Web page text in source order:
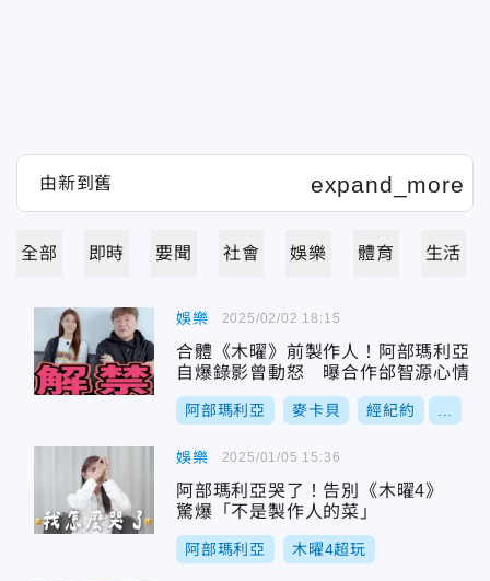
全部 即時 要聞 社會 娛樂 體育 生活
娛樂
合體《木曜》前製作人！阿部瑪利亞
自爆錄影曾動怒 曝合作邰智源心情
阿部瑪利亞 麥卡貝 經紀約
2025/02/02 18:15
娛樂
阿部瑪利亞哭了！告別《木曜4》
驚爆「不是製作人的菜」
阿部瑪利亞 木曜4超玩
2025/01/05 15:36